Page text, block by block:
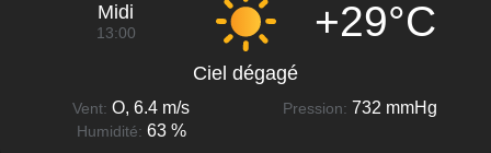
Midi
13:00 +29°C
Ciel dégagé
Vent: O, 6.4 m/s Pression: 732 mmHg
Humidité: 63 %